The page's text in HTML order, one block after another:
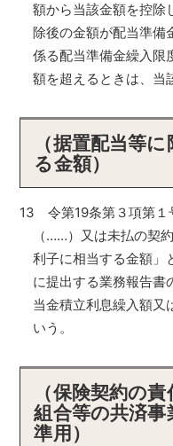
額から当該金額を控除
除後の金額が配当準備
係る配当準備金繰入限
額を超えるときは、当
（据置配当等
る金額）
13 令第19条第３項第１
（……）又は未払の契
利子に相当する金額」
に提出する業務報告書
当金積立利息繰入額又
いう。
（保険契約の
組合等の共済
準用）